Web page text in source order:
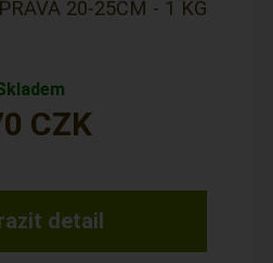
20-25CM - 1 KG
detail
CZK